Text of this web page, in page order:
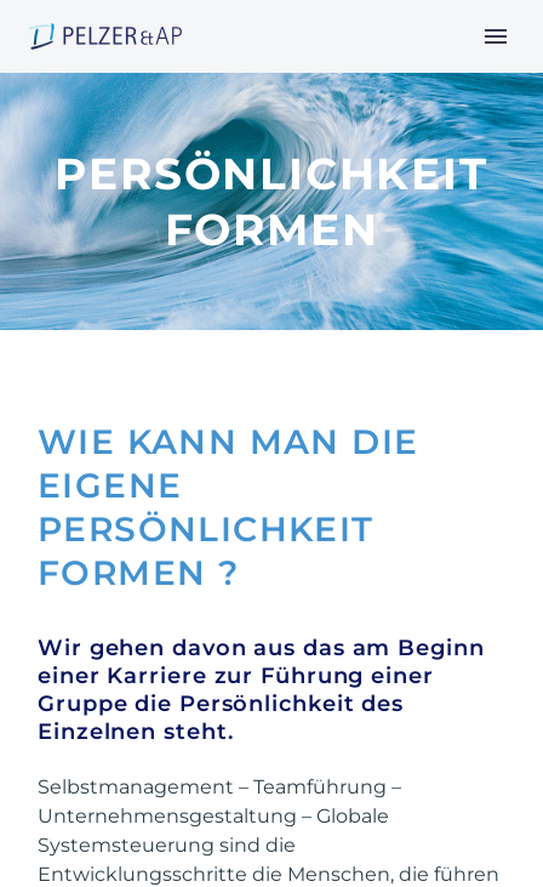
PERSÖNLICHKEIT
FORMEN
WIE KANN MAN DIE
EIGENE
PERSÖNLICHKEIT
FORMEN ?
Wir gehen davon aus das am Beginn
einer Karriere zur Führung einer
Gruppe die Persönlichkeit des
Einzelnen steht.
Selbstmanagement – Teamführung –
Unternehmensgestaltung – Globale
Systemsteuerung sind die
Entwicklungsschritte die Menschen, die führen